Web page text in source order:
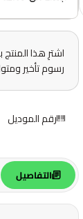
اشترِ هذا المنتج
رسوم تأخير
رقم الموديل
التفاصيل